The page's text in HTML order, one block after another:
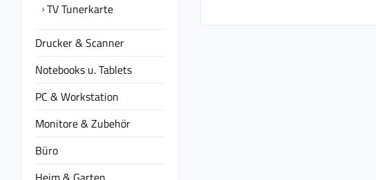
TV Tunerkarte
Drucker & Scanner
Notebooks u. Tablets
PC & Workstation
Monitore & Zubehör
Büro